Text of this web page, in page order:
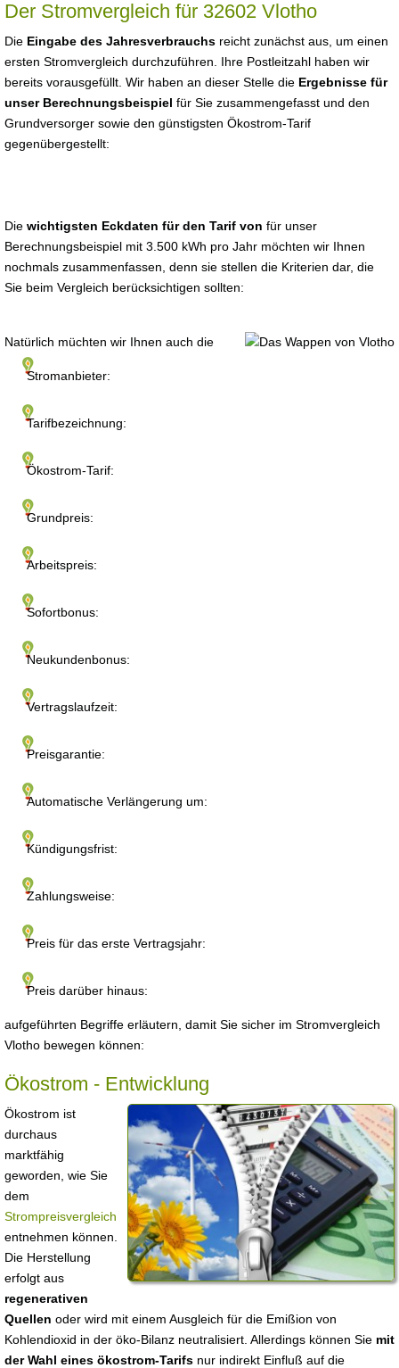
Der Stromvergleich für 32602 Vlotho
Die Eingabe des Jahresverbrauchs reicht zunächst aus, um einen
ersten Stromvergleich durchzuführen. Ihre Postleitzahl haben wir
bereits vorausgefüllt. Wir haben an dieser Stelle die Ergebnisse für
unser Berechnungsbeispiel für Sie zusammengefasst und den
Grundversorger sowie den günstigsten Ökostrom-Tarif
gegenübergestellt:
Die wichtigsten Eckdaten für den Tarif von für unser
Berechnungsbeispiel mit 3.500 kWh pro Jahr möchten wir Ihnen
nochmals zusammenfassen, denn sie stellen die Kriterien dar, die
Sie beim Vergleich berücksichtigen sollten:
Stromanbieter:
Tarifbezeichnung:
Ökostrom-Tarif:
Grundpreis:
Arbeitspreis:
Sofortbonus:
Neukundenbonus:
Vertragslaufzeit:
Preisgarantie:
Automatische Verlängerung um:
Kündigungsfrist:
Zahlungsweise:
Preis für das erste Vertragsjahr:
Preis darüber hinaus:
Natürlich müchten wir Ihnen auch die
aufgeführten Begriffe erläutern, damit Sie sicher im Stromvergleich
Vlotho bewegen können:
Ökostrom - Entwicklung
Ökostrom ist
durchaus
marktfähig
geworden, wie Sie
dem
Strompreisvergleich
entnehmen können.
Die Herstellung
erfolgt aus
regenerativen
Quellen oder wird mit einem Ausgleich für die Emißion von
Kohlendioxid in der öko-Bilanz neutralisiert. Allerdings können Sie mit
der Wahl eines ökostrom-Tarifs nur indirekt Einfluß auf die